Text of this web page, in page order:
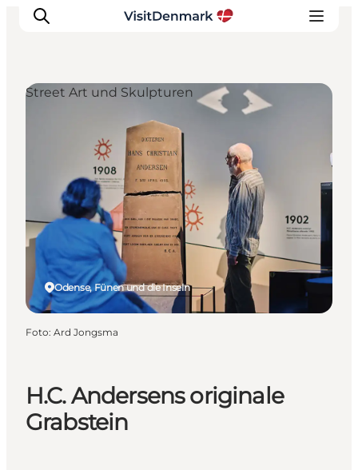
Inspiration
Regionen
Erlebnisse
Unterkünfte
Reiseplanung
H.C. Andersens originale
Grabstein
Odense, Fünen und die Inseln
Street Art und Skulpturen
Foto: Ard Jongsma